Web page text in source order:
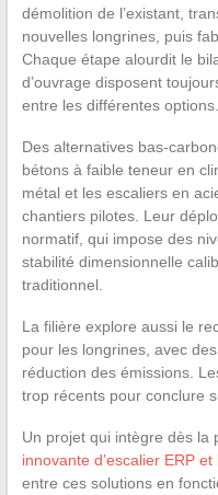
démolition de l’existant,
nouvelles longrines, puis
Chaque étape alourdit le
d’ouvrage disposent
entre les différentes options.
Des alternatives bas-
bétons à faible teneur en
métal et les escaliers en
chantiers pilotes. Leur
normatif, qui impose des
stabilité dimensionnelle
traditionnel.
La filière explore aussi le
pour les longrines, avec
réduction des émissions.
trop récents pour conclure
Un projet qui intègre dès la
innovante d’escalier ERP
entre ces solutions en